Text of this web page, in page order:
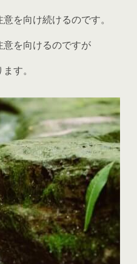
を向け続けるのです。
意を向けるのですが
す。